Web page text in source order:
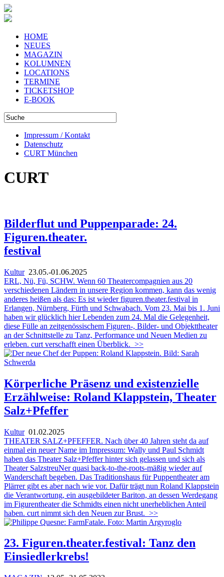
HOME
NEUES
MAGAZIN
KOLUMNEN
LOCATIONS
TERMINE
TICKETSHOP
E-BOOK
Impressum / Kontakt
Datenschutz
CURT München
CURT
Bilderflut und Puppenparade: 24.
Figuren.theater.
festival
Kultur23.05.-01.06.2025
ERL, Nü, Fü, SCHW. Wenn 60 Theatercompagnien aus 20
verschiedenen Ländern in unsere Region kommen, kann das wenig
anderes heißen als das: Es ist wieder figuren.theater.festival in
Erlangen, Nürnberg, Fürth und Schwabach. Vom 23. Mai bis 1. Juni
haben wir glücklich hier Lebenden zum 24. Mal die Gelegenheit,
diese Fülle an zeitgenössischem Figuren-, Bilder- und Objekttheater
an der Schnittstelle zu Tanz, Performance und Neuen Medien zu
erleben. curt verschafft einen Überblick. >>
Körperliche Präsenz und existenzielle
Erzählweise: Roland Klappstein, Theater
Salz+Pfeffer
Kultur01.02.2025
THEATER SALZ+PFEFFER. Nach über 40 Jahren steht da auf
einmal ein neuer Name im Impressum: Wally und Paul Schmidt
haben das Theater Salz+Pfeffer hinter sich gelassen und sich als
Theater SalzstreuNer quasi back-to-the-roots-mäßig wieder auf
Wanderschaft begeben. Das Traditionshaus für Puppentheater am
Plärrer gibt es aber nach wie vor. Dafür trägt nun Roland Klappstein
die Verantwortung, ein ausgebildeter Bariton, an dessen Werdegang
im Figurentheater die Schmidts einen nicht unerheblichen Anteil
haben. curt nimmt sich den Neuen zur Brust. >>
23. Figuren.theater.festival: Tanz den
Einsiedlerkrebs!